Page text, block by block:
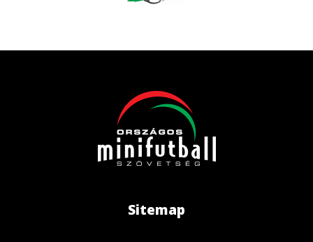
Sitemap